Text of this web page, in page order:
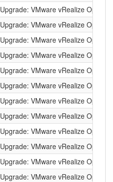
Upgrade: VMware vRealize
Upgrade: VMware vRealize
Upgrade: VMware vRealize
Upgrade: VMware vRealize
Upgrade: VMware vRealize
Upgrade: VMware vRealize
Upgrade: VMware vRealize
Upgrade: VMware vRealize
Upgrade: VMware vRealize
Upgrade: VMware vRealize
Upgrade: VMware vRealize
Upgrade: VMware vRealize